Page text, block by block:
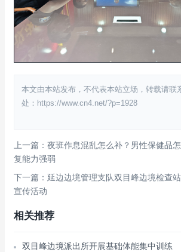
本文由本站发布，不代表本站立场，转载请联
处：https://www.cn4.net/?p=1928
上一篇：夜班作息混乱怎么补？男性保健品
复能力强弱
下一篇：延边边境管理支队双目峰边境检查
宣传活动
相关推荐
双目峰边境派出所开展基础体能集中训练